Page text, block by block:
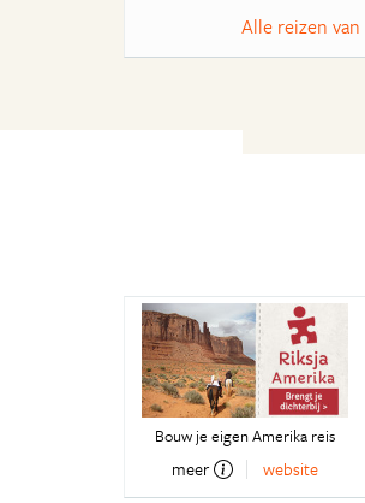
Alle reizen van
Bouw je eigen Amerika reis
meer website